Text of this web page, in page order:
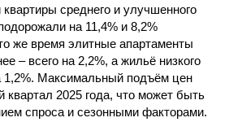
среднего и улучшенного
на 11,4% и 8,2%
же время элитные апартаменты
– всего на 2,2%, а жильё низкого
1,2%. Максимальный подъём цен
квартал 2025 года, что может быть
спроса и сезонными факторами.